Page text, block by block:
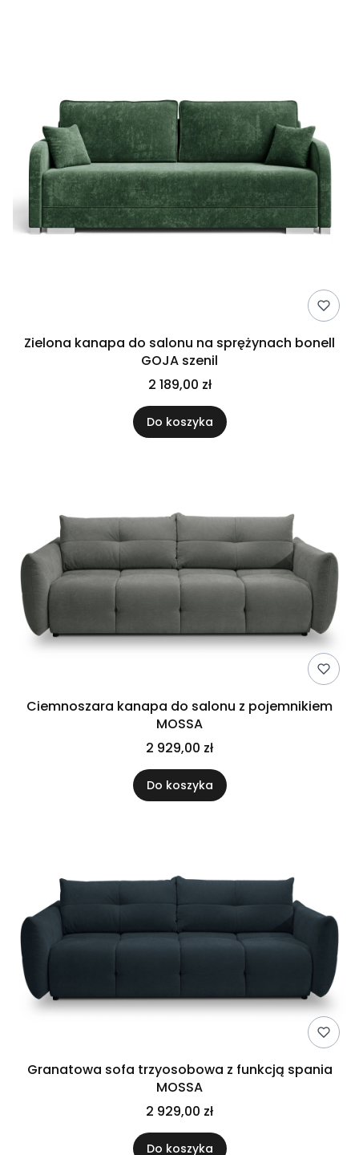
Zielona kanapa do salonu na sprężynach bonell
GOJA szenil
2 189,00 zł
Do koszyka
Ciemnoszara kanapa do salonu z pojemnikiem
MOSSA
2 929,00 zł
Do koszyka
Granatowa sofa trzyosobowa z funkcją spania
MOSSA
2 929,00 zł
Do koszyka